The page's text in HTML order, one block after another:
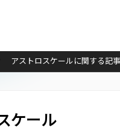
アストロスケールに関する記
ケール